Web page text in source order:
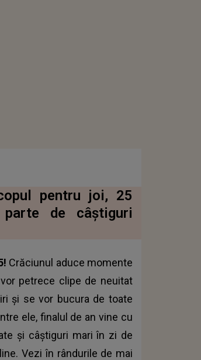
pentru joi, 25
de câștiguri
Crăciunul aduce momente
petrece clipe de neuitat
și se vor bucura de toate
ele, finalul de an vine cu
și câștiguri mari în zi de
Vezi în rândurile de mai